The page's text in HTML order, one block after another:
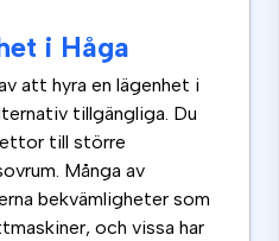
i Håga
att hyra en lägenhet i
tillgängliga. Du
till större
Många av
bekvämligheter som
och vissa har